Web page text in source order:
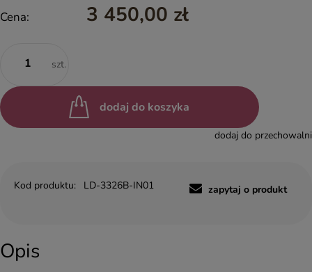
Cena: 3 450,00 zł
szt.
dodaj do koszyka
dodaj do przechowalni
Kod produktu: LD-3326B-IN01 zapytaj o produkt
Opis